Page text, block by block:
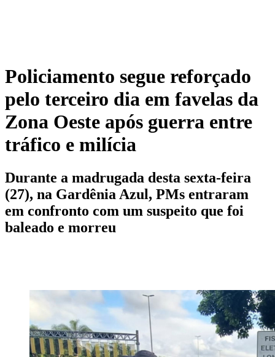
Policiamento segue reforçado
pelo terceiro dia em favelas da
Zona Oeste após guerra entre
tráfico e milícia
Durante a madrugada desta sexta-feira
(27), na Gardênia Azul, PMs entraram
em confronto com um suspeito que foi
baleado e morreu